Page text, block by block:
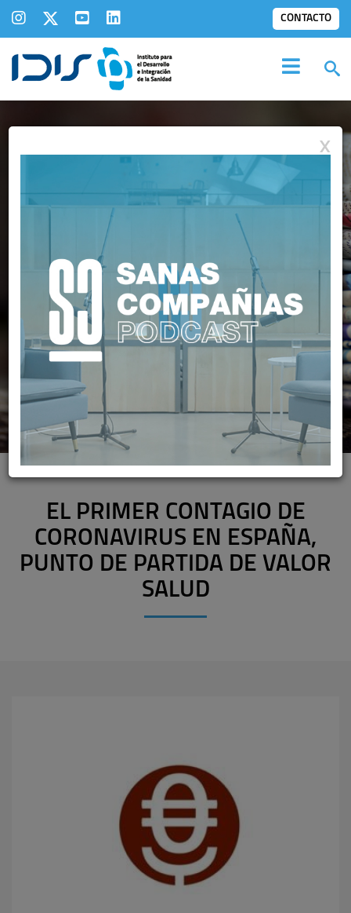
CONTACTO
IDIS EN LOSMEDIOS
EL PRIMER CONTAGIO DE
CORONAVIRUS EN ESPAÑA,
PUNTO DE PARTIDA DE VALOR
SALUD
X